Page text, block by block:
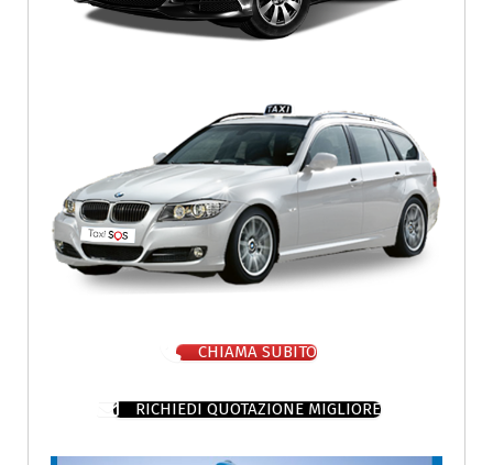
CHIAMA SUBITO
RICHIEDI QUOTAZIONE MIGLIORE